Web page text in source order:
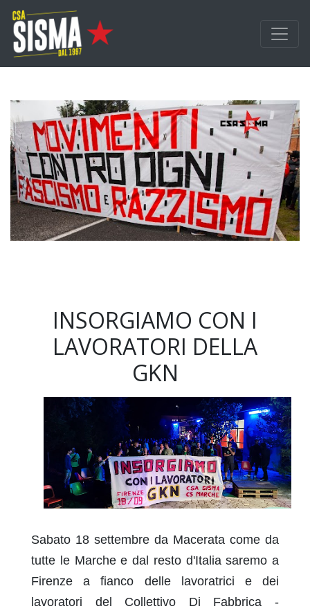
Passa ai contenuti principali
INSORGIAMO CON I
LAVORATORI DELLA
GKN
Sabato 18 settembre da Macerata come da
tutte le Marche e dal resto d'Italia saremo a
Firenze a fianco delle lavoratrici e dei
lavoratori del Collettivo Di Fabbrica -